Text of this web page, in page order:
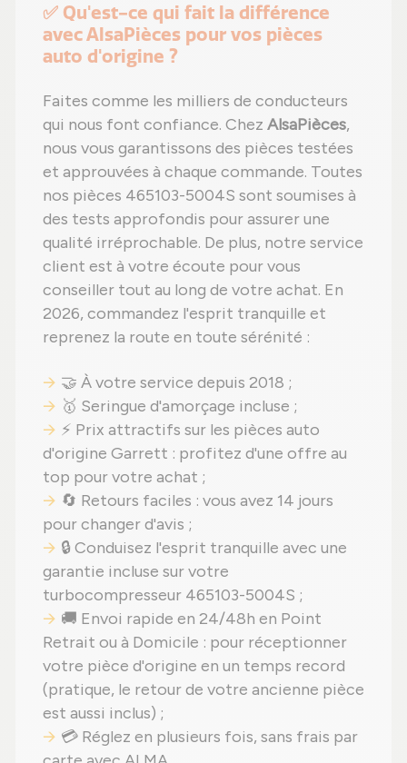
✅ Qu'est-ce qui fait la différence
avec AlsaPièces pour vos pièces
auto d'origine ?
Faites comme les milliers de conducteurs
qui nous font confiance. Chez AlsaPièces,
nous vous garantissons des pièces testées
et approuvées à chaque commande. Toutes
nos pièces 465103-5004S sont soumises à
des tests approfondis pour assurer une
qualité irréprochable. De plus, notre service
client est à votre écoute pour vous
conseiller tout au long de votre achat. En
2026, commandez l'esprit tranquille et
reprenez la route en toute sérénité :
🤝 À votre service depuis 2018 ;
🥇 Seringue d'amorçage incluse ;
⚡ Prix attractifs sur les pièces auto
d'origine Garrett : profitez d'une offre au
top pour votre achat ;
🔄 Retours faciles : vous avez 14 jours
pour changer d'avis ;
🔒 Conduisez l'esprit tranquille avec une
garantie incluse sur votre
turbocompresseur 465103-5004S ;
🚚 Envoi rapide en 24/48h en Point
Retrait ou à Domicile : pour réceptionner
votre pièce d'origine en un temps record
(pratique, le retour de votre ancienne pièce
est aussi inclus) ;
💳 Réglez en plusieurs fois, sans frais par